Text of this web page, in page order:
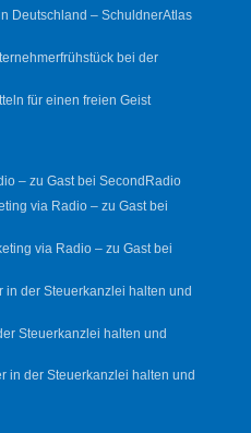
Deutschland – SchuldnerAtlas
bei der
für einen freien Geist
– zu Gast bei SecondRadio
via Radio – zu Gast bei
via Radio – zu Gast bei
in der Steuerkanzlei halten und
Steuerkanzlei halten und
in der Steuerkanzlei halten und